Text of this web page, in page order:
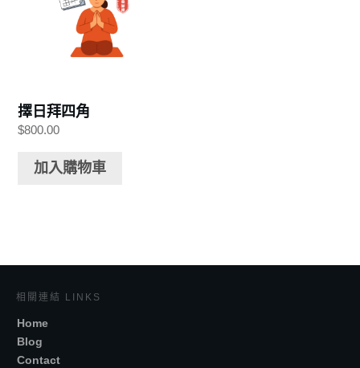
擇日拜四角
$800.00
加入購物車
相關連結 LINKS
Home
Blog
Contact